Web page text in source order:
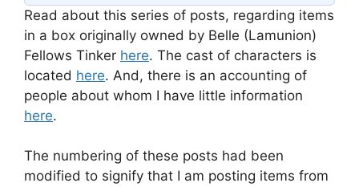
Read about this series of posts, regarding items
in a box originally owned by Belle (Lamunion)
Fellows Tinker here. The cast of characters is
located here. And, there is an accounting of
people about whom I have little information
here.
The numbering of these posts had been
modified to signify that I am posting items from